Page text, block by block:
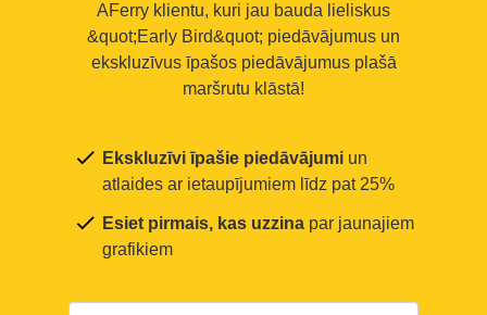
AFerry klientu, kuri jau bauda lieliskus
&quot;Early Bird&quot; piedāvājumus un
ekskluzīvus īpašos piedāvājumus plašā
maršrutu klāstā!
Ekskluzīvi īpašie piedāvājumi un
atlaides ar ietaupījumiem līdz pat 25%
Esiet pirmais, kas uzzina par jaunajiem
grafikiem